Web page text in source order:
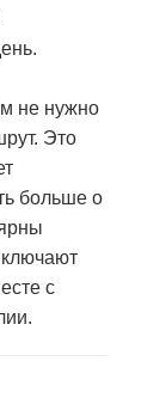
не нужно
Это
больше о
с